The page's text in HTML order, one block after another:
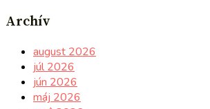
Archív
august 2026
júl 2026
jún 2026
máj 2026